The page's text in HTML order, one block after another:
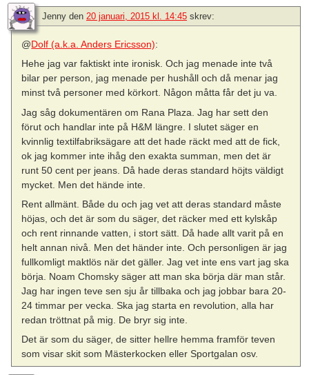
Jenny den 20 januari, 2015 kl. 14:45 skrev:
@Dolf (a.k.a. Anders Ericsson):
Hehe jag var faktiskt inte ironisk. Och jag menade inte två
bilar per person, jag menade per hushåll och då menar jag
minst två personer med körkort. Någon måtta får det ju va.
Jag såg dokumentären om Rana Plaza. Jag har sett den
förut och handlar inte på H&M längre. I slutet säger en
kvinnlig textilfabriksägare att det hade räckt med att de fick,
ok jag kommer inte ihåg den exakta summan, men det är
runt 50 cent per jeans. Då hade deras standard höjts väldigt
mycket. Men det hände inte.
Rent allmänt. Både du och jag vet att deras standard måste
höjas, och det är som du säger, det räcker med ett kylskåp
och rent rinnande vatten, i stort sätt. Då hade allt varit på en
helt annan nivå. Men det händer inte. Och personligen är jag
fullkomligt maktlös när det gäller. Jag vet inte ens vart jag ska
börja. Noam Chomsky säger att man ska börja där man står.
Jag har ingen teve sen sju år tillbaka och jag jobbar bara 20-
24 timmar per vecka. Ska jag starta en revolution, alla har
redan tröttnat på mig. De bryr sig inte.
Det är som du säger, de sitter hellre hemma framför teven
som visar skit som Mästerkocken eller Sportgalan osv.